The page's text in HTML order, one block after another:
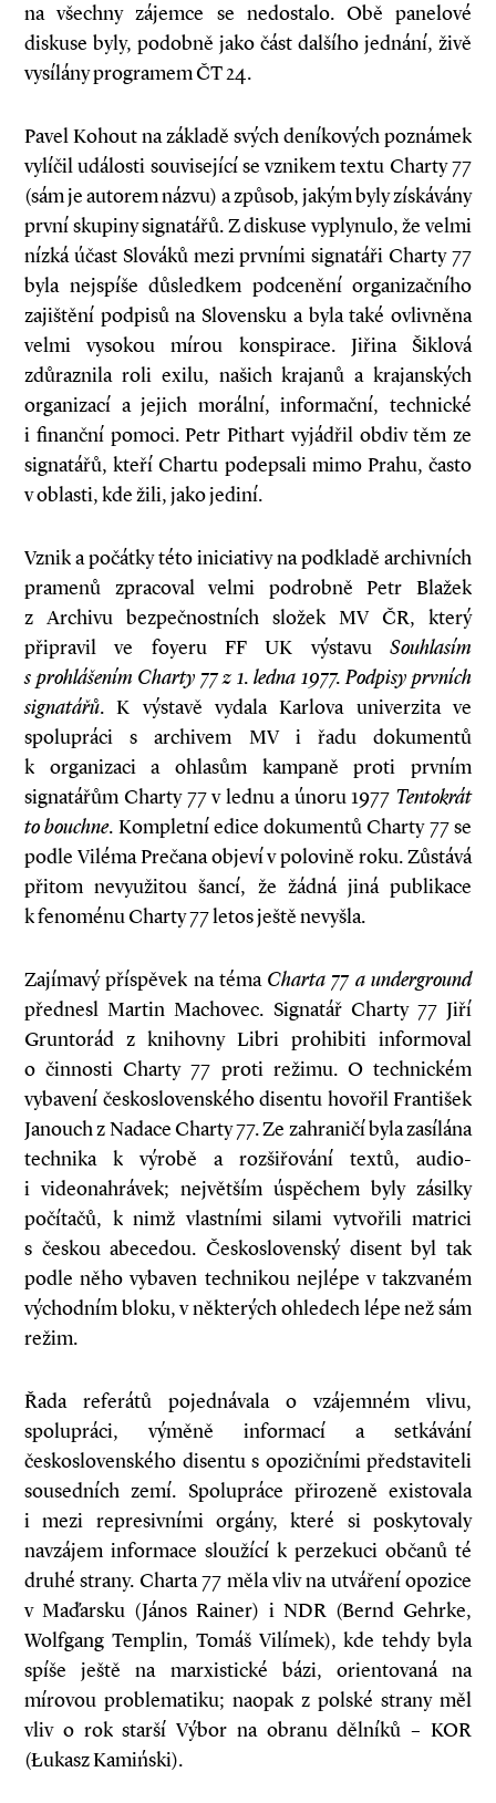
na všechny zájemce se nedostalo. Obě panelové
diskuse byly, podobně jako část dalšího jednání, živě
vysílány programem ČT 24.
Pavel Kohout na základě svých deníkových poznámek
vylíčil události související se vznikem textu Charty 77
(sám je autorem názvu) a způsob, jakým byly získávány
první skupiny signatářů. Z diskuse vyplynulo, že velmi
nízká účast Slováků mezi prvními signatáři Charty 77
byla nejspíše důsledkem podcenění organizačního
zajištění podpisů na Slovensku a byla také ovlivněna
velmi vysokou mírou konspirace. Jiřina Šiklová
zdůraznila roli exilu, našich krajanů a krajanských
organizací a jejich morální, informační, technické
i finanční pomoci. Petr Pithart vyjádřil obdiv těm ze
signatářů, kteří Chartu podepsali mimo Prahu, často
v oblasti, kde žili, jako jediní.
Vznik a počátky této iniciativy na podkladě archivních
pramenů zpracoval velmi podrobně Petr Blažek
z Archivu bezpečnostních složek MV ČR, který
připravil ve foyeru FF UK výstavu Souhlasím
s prohlášením Charty 77 z 1. ledna 1977. Podpisy prvních
signatářů. K výstavě vydala Karlova univerzita ve
spolupráci s archivem MV i řadu dokumentů
k organizaci a ohlasům kampaně proti prvním
signatářům Charty 77 v lednu a únoru 1977 Tentokrát
to bouchne. Kompletní edice dokumentů Charty 77 se
podle Viléma Prečana objeví v polovině roku. Zůstává
přitom nevyužitou šancí, že žádná jiná publikace
k fenoménu Charty 77 letos ještě nevyšla.
Zajímavý příspěvek na téma Charta 77 a underground
přednesl Martin Machovec. Signatář Charty 77 Jiří
Gruntorád z knihovny Libri prohibiti informoval
o činnosti Charty 77 proti režimu. O technickém
vybavení československého disentu hovořil František
Janouch z Nadace Charty 77. Ze zahraničí byla zasílána
technika k výrobě a rozšiřování textů, audio-
i videonahrávek; největším úspěchem byly zásilky
počítačů, k nimž vlastními silami vytvořili matrici
s českou abecedou. Československý disent byl tak
podle něho vybaven technikou nejlépe v takzvaném
východním bloku, v některých ohledech lépe než sám
režim.
Řada referátů pojednávala o vzájemném vlivu,
spolupráci, výměně informací a setkávání
československého disentu s opozičními představiteli
sousedních zemí. Spolupráce přirozeně existovala
i mezi represivními orgány, které si poskytovaly
navzájem informace sloužící k perzekuci občanů té
druhé strany. Charta 77 měla vliv na utváření opozice
v Maďarsku (János Rainer) i NDR (Bernd Gehrke,
Wolfgang Templin, Tomáš Vilímek), kde tehdy byla
spíše ještě na marxistické bázi, orientovaná na
mírovou problematiku; naopak z polské strany měl
vliv o rok starší Výbor na obranu dělníků – KOR
(Łukasz Kamiński).